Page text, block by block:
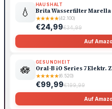
💧
HAUSHALT
Brita Wasserfilter Marella
★★★★★(42.100)
€24,99€34,99
Auf
🪷
GESUNDHEIT
Oral-B iO Series 7 Elektr.
★★★★★(6.520)
€99,99€199,99
Auf